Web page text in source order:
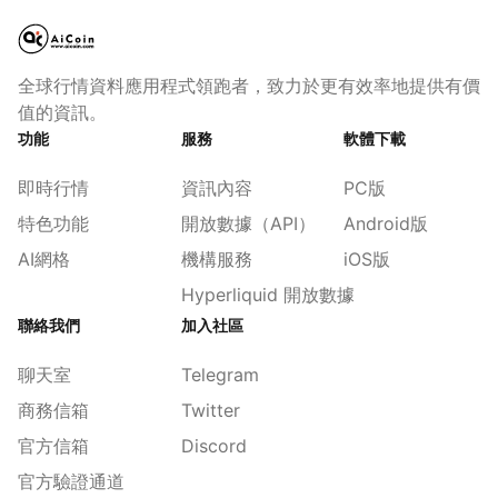
全球行情資料應用程式領跑者，致力於更有效率地提供有價
值的資訊。
功能
即時行情
特色功能
AI網格
服務
資訊內容
開放數據（API）
機構服務
Hyperliquid 開放數據
軟體下載
PC版
Android版
iOS版
聯絡我們
聊天室
商務信箱
官方信箱
官方驗證通道
加入社區
Telegram
Twitter
Discord